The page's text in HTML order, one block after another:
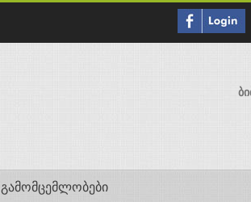
გამომცემლობები